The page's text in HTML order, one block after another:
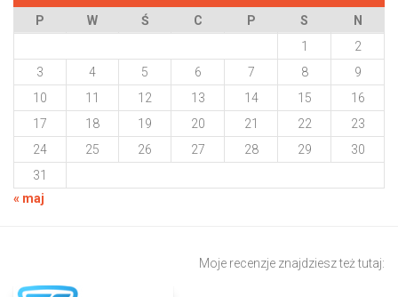
P
W Ś C P S
N
1
2
3
4 5 6 7 8
9
10
11 12 13 14 15
16
17
18 19 20 21 22
23
24
25 26 27 28 29
30
31
« maj
Moje recenzje znajdziesz też tutaj: